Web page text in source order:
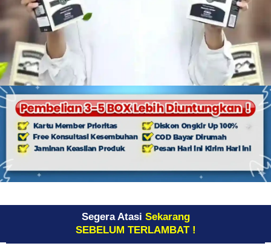
Segera Atasi Sekarang
SEBELUM TERLAMBAT !